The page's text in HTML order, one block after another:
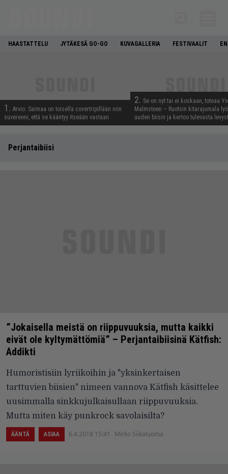
HAASTATTELU JYTÄKESÄ GO-GO KUVAGALLERIA FESTIVAALIT
1. Arvio: Saimaa on toisella covertripillään niin
suvereeni, että se kääntyy itseään vastaan
2. Se on nyt tai ei koskaan, toteaa
Malmsteen – Ruotsin kitarajumala
uuden biisin ja kertoo tulevasta
Perjantaibiisi
”Jokaisella meistä on riippuvuuksia, mutta kaikki
eivät ole kyltymättömiä” – Perjantaibiisinä Kätfish:
Addikti
Humoristisiin lyriikoihin ja "yksinkertaisen
tarttuvien biisien" nimeen vannova Kätfish käsittelee
uusimmalla sinkkujulkaisullaan riippuvuuksia.
Mutta miten käy punkrock savolaisilta?
ÄÄNTÄ ASIAA 6.4.2018 15:41 Mirko Siikaluoma